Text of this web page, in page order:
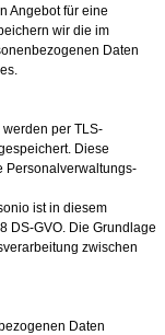
Angebot für eine
wir die im
Daten
per TLS-
Diese
Personalverwaltungs-
ist in diesem
DS-GVO. Die Grundlage
zwischen
Daten